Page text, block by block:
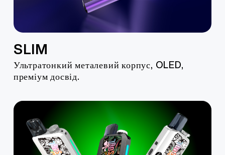
SLIM
Ультратонкий металевий корпус, OLED,
преміум досвід.
Дізнатися більше >